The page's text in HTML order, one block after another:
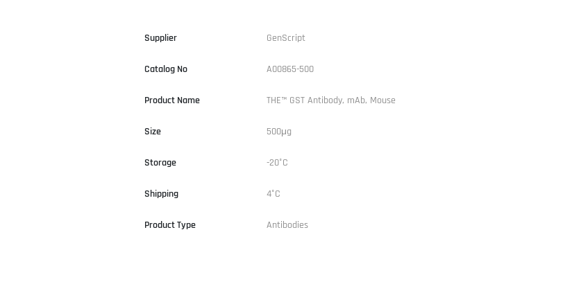
Supplier GenScript
Catalog No A00865-500
Product Name THE™ GST Antibody, mAb, Mouse
Size 500μg
Storage -20°C
Shipping 4°C
Product Type Antibodies